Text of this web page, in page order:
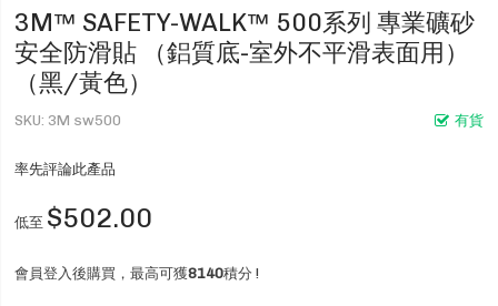
3M™ SAFETY-WALK™ 500系列 專業礦砂
安全防滑貼 （鋁質底-室外不平滑表面用）
（黑/黃色）
有貨
SKU 3M sw500
率先評論此產品
低至 $502.00
會員登入後購買，最高可獲8140積分 !